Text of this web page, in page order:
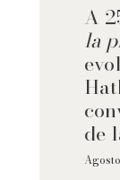
A
la
de